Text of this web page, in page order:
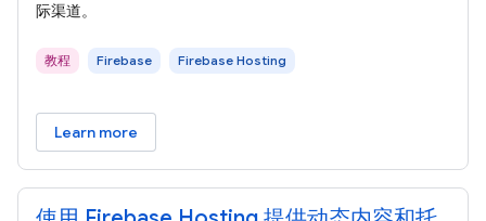
际渠道。
教程 Firebase Firebase Hosting
Learn more